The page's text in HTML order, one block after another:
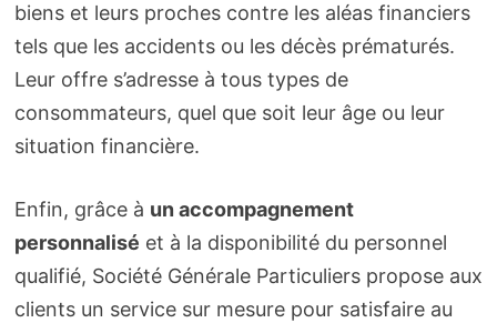
biens et leurs proches contre les aléas financiers
tels que les accidents ou les décès prématurés.
Leur offre s’adresse à tous types de
consommateurs, quel que soit leur âge ou leur
situation financière.
Enfin, grâce à un accompagnement
personnalisé et à la disponibilité du personnel
qualifié, Société Générale Particuliers propose aux
clients un service sur mesure pour satisfaire au